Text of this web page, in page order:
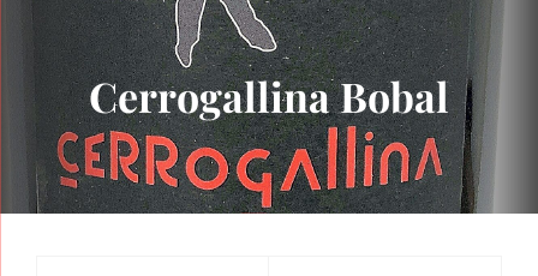
Cerrogallina Bobal